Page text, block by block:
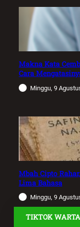
Makna Kata
Cara
Minggu, 9
Mbah Cipto
Lima Bahasa
Minggu, 9
TIKTOK